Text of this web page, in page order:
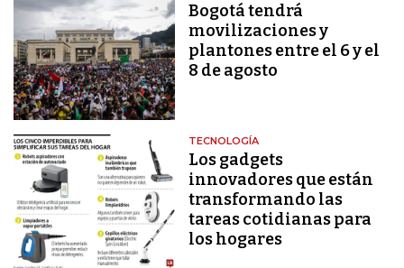
Bogotá tendrá
movilizaciones y
plantones entre el 6 y el
8 de agosto
TECNOLOGÍA
Los gadgets
innovadores que están
transformando las
tareas cotidianas para
los hogares